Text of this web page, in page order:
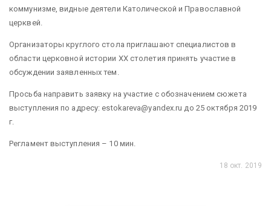
коммунизме, видные деятели Католической и Православной
церквей.
Организаторы круглого стола приглашают специалистов в
области церковной истории ХХ столетия принять участие в
обсуждении заявленных тем.
Просьба направить заявку на участие с обозначением сюжета
выступления по адресу: estokareva@yandex.ru до 25 октября 2019
г.
Регламент выступления – 10 мин.
18 окт. 2019